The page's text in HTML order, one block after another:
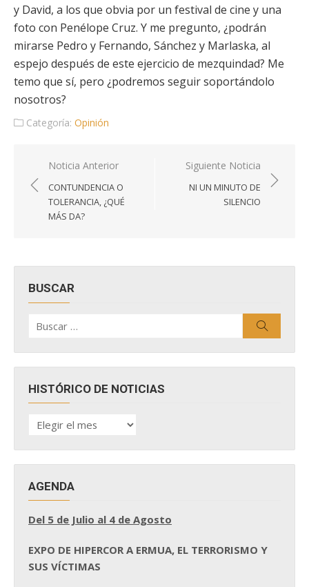
y David, a los que obvia por un festival de cine y una
foto con Penélope Cruz. Y me pregunto, ¿podrán
mirarse Pedro y Fernando, Sánchez y Marlaska, al
espejo después de este ejercicio de mezquindad? Me
temo que sí, pero ¿podremos seguir soportándolo
nosotros?
Categoría: Opinión
Navegación
de
entradas
Noticia Anterior
CONTUNDENCIA O
TOLERANCIA, ¿QUÉ
MÁS DA?
Siguiente Noticia
NI UN MINUTO DE
SILENCIO
BUSCAR
por:
HISTÓRICO DE NOTICIAS
HISTÓRICO
DE
AGENDA
Del 5 de Julio al 4 de Agosto
EXPO DE HIPERCOR A ERMUA, EL TERRORISMO Y
SUS VÍCTIMAS